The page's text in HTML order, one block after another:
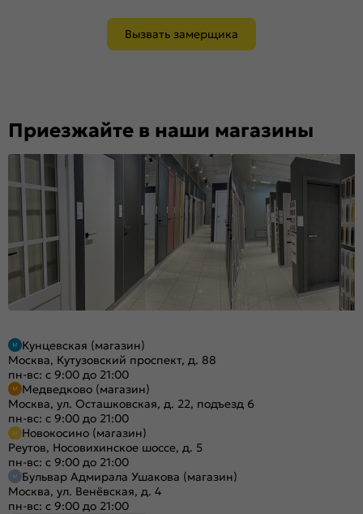
Вызвать замерщика
Приезжайте в наши магазины
Кунцевская (магазин)
Москва, Кутузовский проспект, д. 88
пн-вс: с 9:00 до 21:00
Медведково (магазин)
Москва, ул. Осташковская, д. 22, подъезд 6
пн-вс: с 9:00 до 21:00
Новокосино (магазин)
Реутов, Носовихинское шоссе, д. 5
пн-вс: с 9:00 до 21:00
Бульвар Адмирала Ушакова (магазин)
Москва, ул. Венёвская, д. 4
пн-вс: с 9:00 до 21:00